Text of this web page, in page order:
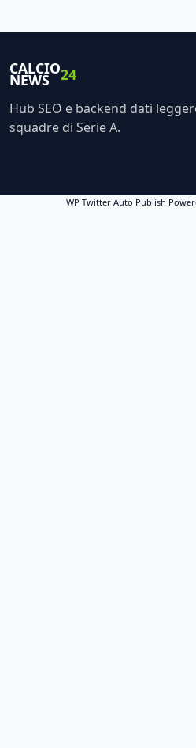
CALCIO
NEWS 24
Hub SEO e backend dati
squadre di Serie A.
WP Twitter Auto Publish